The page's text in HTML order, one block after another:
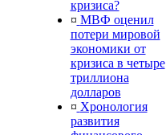
кризиса?
¤ МВФ оценил
потери мировой
экономики от
кризиса в четыре
триллиона
долларов
¤ Хронология
развития